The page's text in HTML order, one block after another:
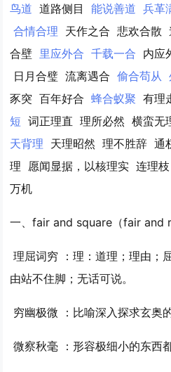
鸟道 道路侧目 能说善道 兵革
合情合理 天作之合 悲欢合散
合壁 里应外合 千载一合 内应
日月合璧 流离遇合 偷合苟从
豕突 百年好合 蜂合蚁聚 有理
短 词正理直 理所必然 横蛮无
天背理 天理昭然 理不胜辞 通
理 愿闻显据，以核理实 连理枝
万机
一、fair and square（fair and
理屈词穷
：理：道理；理由；
由站不住脚；无话可说。
穷幽极微 ：比喻深入探求玄奥
微察秋毫 ：形容极细小的东西